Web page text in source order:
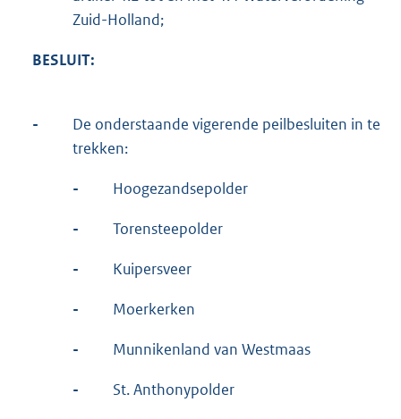
Zuid-Holland;
BESLUIT:
-
De onderstaande vigerende peilbesluiten in te
trekken:
- Hoogezandsepolder
- Torensteepolder
- Kuipersveer
- Moerkerken
- Munnikenland van Westmaas
- St. Anthonypolder